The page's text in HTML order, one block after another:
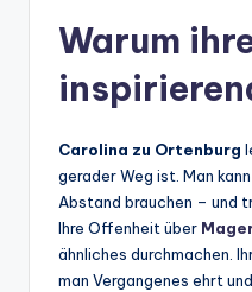
Warum
Carolina zu Ortenburg
gerader Weg ist. Man
Abstand brauchen – und
Ihre Offenheit über
ähnliches durchmachen.
man Vergangenes ehrt